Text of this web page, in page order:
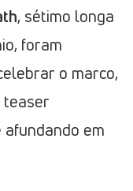
, sétimo longa
foram
o marco,
teaser
em